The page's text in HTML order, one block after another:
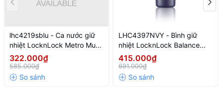
lhc4219sblu - Ca nước giữ
nhiệt LocknLock Metro Mug
475ml - Màu xanh
322.000₫
585.000₫
LHC4397NVY - Bình giữ
nhiệt LocknLock Balance
grip tumbler 900ml - Màu
navy
415.000₫
691.000₫